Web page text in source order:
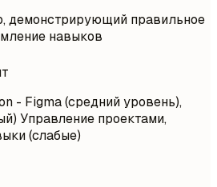
демонстрирующий правильное
навыков
- Figma (средний уровень),
Управление проектами,
(слабые)